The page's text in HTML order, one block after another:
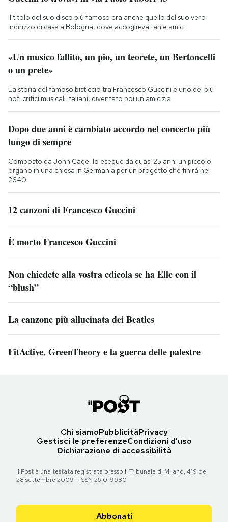
Il titolo del suo disco più famoso era anche quello del suo vero
indirizzo di casa a Bologna, dove accoglieva fan e amici
«Un musico fallito, un pio, un teorete, un Bertoncelli
o un prete»
La storia del famoso bisticcio tra Francesco Guccini e uno dei più
noti critici musicali italiani, diventato poi un'amicizia
Dopo due anni è cambiato accordo nel concerto più
lungo di sempre
Composto da John Cage, lo esegue da quasi 25 anni un piccolo
organo in una chiesa in Germania per un progetto che finirà nel
2640
12 canzoni di Francesco Guccini
È morto Francesco Guccini
Non chiedete alla vostra edicola se ha Elle con il
“blush”
La canzone più allucinata dei Beatles
FitActive, GreenTheory e la guerra delle palestre
Chi siamoPubblicitàPrivacy
Gestisci le preferenzeCondizioni d'uso
Dichiarazione di accessibilità
Il Post è una testata registrata presso il Tribunale di Milano, 419 del
28 settembre 2009 - ISSN 2610-9980
Abbonati